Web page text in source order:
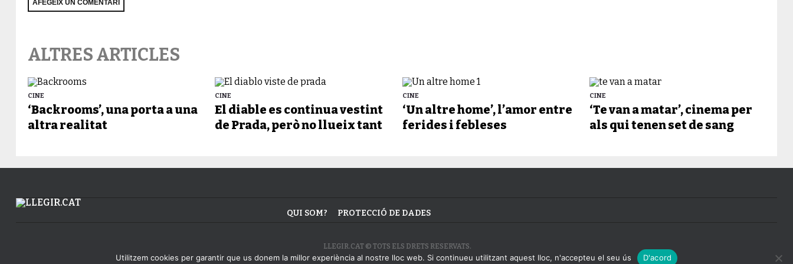
ALTRES ARTICLES
CINE
‘Backrooms’, una porta a una
altra realitat
CINE
El diable es continua vestint
de Prada, però no llueix tant
CINE
‘Un altre home’, l’amor entre
ferides i febleses
CINE
‘Te van a matar’, cinema per
als qui tenen set de sang
QUI SOM? PROTECCIÓ DE DADES
LLEGIR.CAT © TOTS ELS DRETS RESERVATS.
Utilitzem cookies per garantir que us donem la millor experiència al nostre lloc web. Si continueu utilitzant aquest lloc, n'accepteu el seu ús D'acord